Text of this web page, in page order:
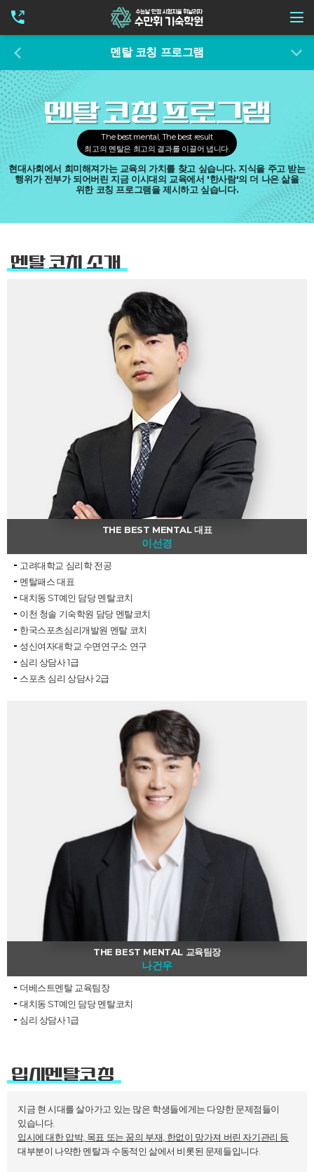
멘탈 코칭 프로그램
멘탈 코칭 프로그램
The best mental, The best result
최고의 멘탈은 최고의 결과를 이끌어 냅니다.
현대사회에서 희미해져가는 교육의 가치를 찾고 싶습니다. 지식을 주고 받는
행위가 전부가 되어버린 지금 이시대의 교육에서 '한사람'의 더 나은 삶을
위한 코칭 프로그램을 제시하고 싶습니다.
멘탈 코치 소개
THE BEST MENTAL 대표
이선경
고려대학교 심리학 전공
멘탈패스 대표
대치동 ST예인 담당 멘탈코치
이천 청솔 기숙학원 담당 멘탈코치
한국스포츠심리개발원 멘탈 코치
성신여자대학교 수면연구소 연구
심리 상담사 1급
스포츠 심리 상담사 2급
THE BEST MENTAL 교육팀장
나건우
더베스트멘탈 교육팀장
대치동 ST예인 담당 멘탈코치
심리 상담사 1급
입시멘탈코칭
지금 현 시대를 살아가고 있는 많은 학생들에게는 다양한 문제점들이
있습니다.
입시에 대한 압박, 목표 또는 꿈의 부재, 한없이 망가져 버린 자기관리 등
대부분이 나약한 멘탈과 수동적인 삶에서 비롯된 문제들입니다.